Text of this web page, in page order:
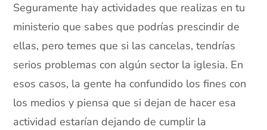
Seguramente hay actividades que realizas en tu
ministerio que sabes que podrías prescindir de
ellas, pero temes que si las cancelas, tendrías
serios problemas con algún sector la iglesia. En
esos casos, la gente ha confundido los fines con
los medios y piensa que si dejan de hacer esa
actividad estarían dejando de cumplir la